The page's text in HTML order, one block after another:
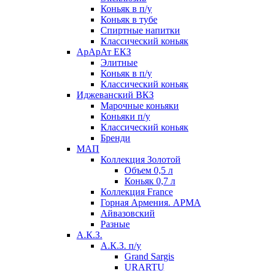
Коньяк в п/у
Коньяк в тубе
Спиртные напитки
Классический коньяк
АрАрАт ЕКЗ
Элитные
Коньяк в п/у
Классический коньяк
Иджеванский ВКЗ
Марочные коньяки
Коньяки п/у
Классический коньяк
Бренди
МАП
Коллекция Золотой
Объем 0,5 л
Коньяк 0,7 л
Коллекция France
Горная Армения. АРМА
Айвазовский
Разные
А.К.З.
А.К.З. п/у
Grand Sargis
URARTU